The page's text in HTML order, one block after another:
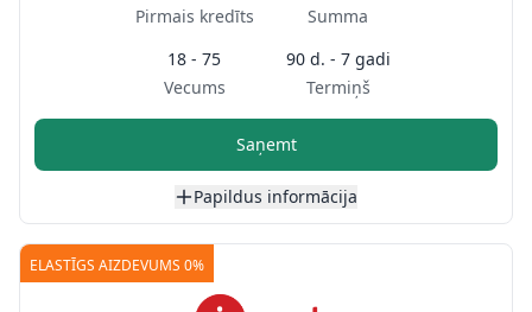
Pirmais kredīts
Summa
18 - 75
Vecums
90 d. - 7 gadi
Termiņš
Saņemt
Papildus informācija
ELASTĪGS AIZDEVUMS 0%